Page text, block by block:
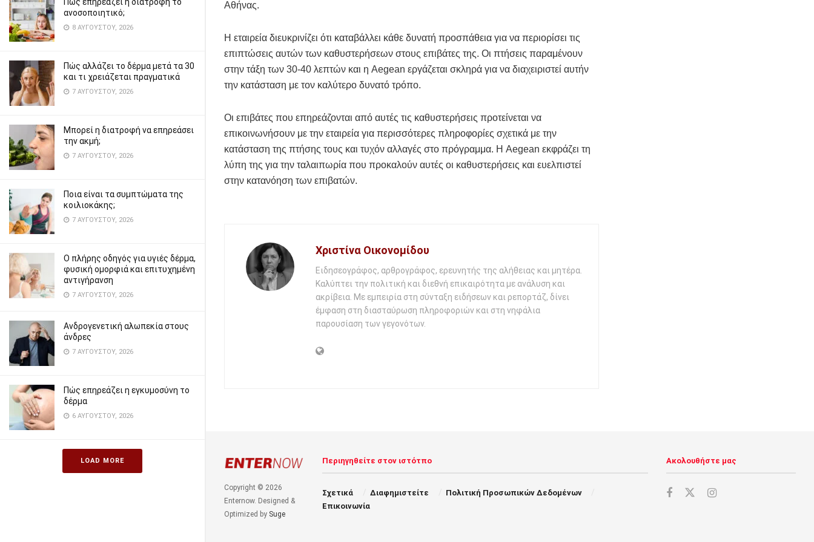
ανοσοποιητικό;
8 ΑΥΓΟΎΣΤΟΥ, 2026
Πώς αλλάζει το δέρμα μετά τα 30
και τι χρειάζεται πραγματικά
7 ΑΥΓΟΎΣΤΟΥ, 2026
Μπορεί η διατροφή να επηρεάσει
την ακμή;
7 ΑΥΓΟΎΣΤΟΥ, 2026
Ποια είναι τα συμπτώματα της
κοιλιοκάκης;
7 ΑΥΓΟΎΣΤΟΥ, 2026
Ο πλήρης οδηγός για υγιές δέρμα,
φυσική ομορφιά και επιτυχημένη
αντιγήρανση
7 ΑΥΓΟΎΣΤΟΥ, 2026
Ανδρογενετική αλωπεκία στους
άνδρες
7 ΑΥΓΟΎΣΤΟΥ, 2026
Πώς επηρεάζει η εγκυμοσύνη το
δέρμα
6 ΑΥΓΟΎΣΤΟΥ, 2026
LOAD MORE
Αθήνας.
Η εταιρεία διευκρινίζει ότι καταβάλλει κάθε δυνατή προσπάθεια για να περιορίσει τις
επιπτώσεις αυτών των καθυστερήσεων στους επιβάτες της. Οι πτήσεις παραμένουν
στην τάξη των 30-40 λεπτών και η Aegean εργάζεται σκληρά για να διαχειριστεί αυτήν
την κατάσταση με τον καλύτερο δυνατό τρόπο.
Οι επιβάτες που επηρεάζονται από αυτές τις καθυστερήσεις προτείνεται να
επικοινωνήσουν με την εταιρεία για περισσότερες πληροφορίες σχετικά με την
κατάσταση της πτήσης τους και τυχόν αλλαγές στο πρόγραμμα. Η Aegean εκφράζει τη
λύπη της για την ταλαιπωρία που προκαλούν αυτές οι καθυστερήσεις και ευελπιστεί
στην κατανόηση των επιβατών.
Χριστίνα Οικονομίδου
Ειδησεογράφος, αρθρογράφος, ερευνητής της αλήθειας και μητέρα.
Καλύπτει την πολιτική και διεθνή επικαιρότητα με ανάλυση και
ακρίβεια. Με εμπειρία στη σύνταξη ειδήσεων και ρεπορτάζ, δίνει
έμφαση στη διασταύρωση πληροφοριών και στη νηφάλια
παρουσίαση των γεγονότων.
Copyright © 2026
Enternow. Designed &
Optimized by Suge
Περιηγηθείτε στον ιστότπο
Σχετικά Διαφημιστείτε
Πολιτική Προσωπικών Δεδομένων
Επικοινωνία
Ακολουθήστε μας